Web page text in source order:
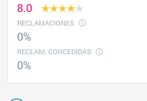
8.0
RECLAMACIONES
0%
RECLAM. CONCEDIDAS
0%